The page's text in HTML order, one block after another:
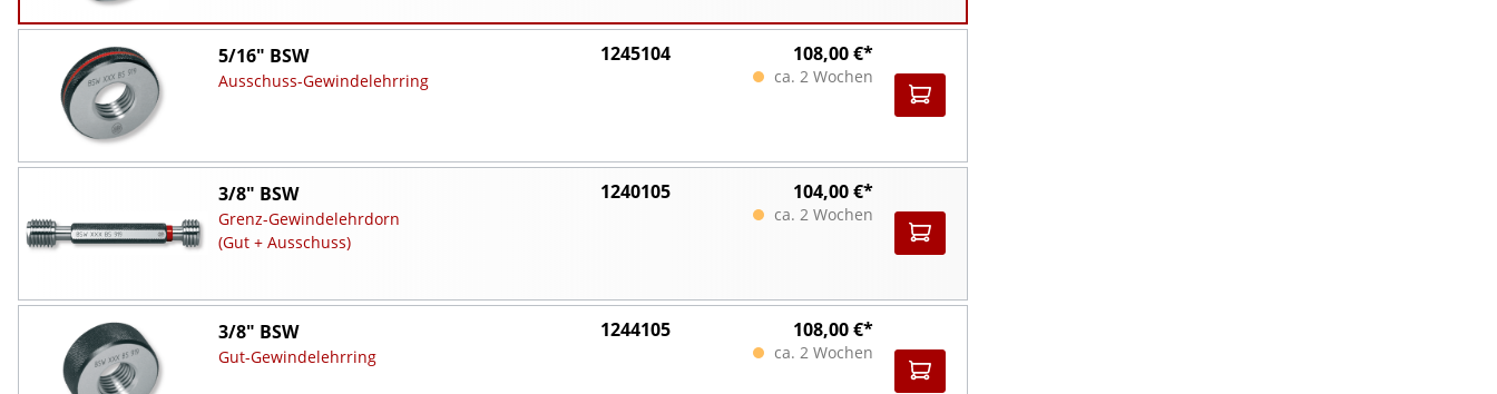
5/16" BSW
Ausschuss-Gewindelehrring
1245104 108,00 €*
ca. 2 Wochen
3/8" BSW
Grenz-Gewindelehrdorn
(Gut + Ausschuss)
1240105 104,00 €*
ca. 2 Wochen
3/8" BSW
Gut-Gewindelehrring
1244105 108,00 €*
ca. 2 Wochen